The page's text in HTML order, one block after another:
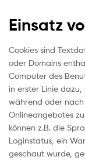
Einsatz
Cookies sind
oder Domains
Computer des
in erster Linie
während oder nach
Onlineangebotes
können z.B. die
Loginstatus, ein
geschaut wurde,